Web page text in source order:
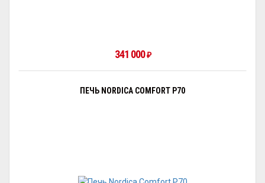
341 000₽
ПЕЧЬ NORDICA COMFORT P70